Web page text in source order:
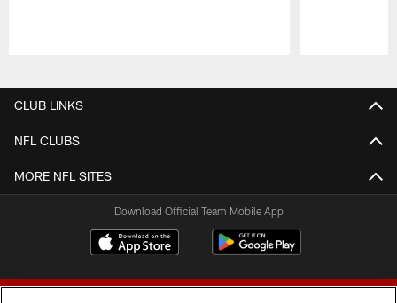
CLUB LINKS
NFL CLUBS
MORE NFL SITES
Download Official Team Mobile App